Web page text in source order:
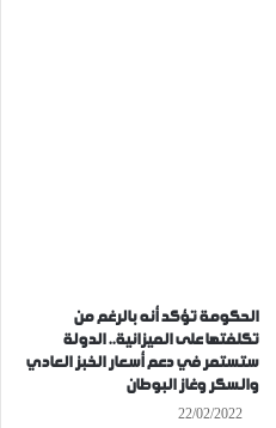
الحكومة تؤكد أنه بالرغم من
تكلفتها على الميزانية.. الدولة
ستستمر في دعم أسعار الخبز العادي
والسكر وغاز البوطان
22/02/2022